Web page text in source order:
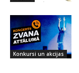
Konkursi un akcijas